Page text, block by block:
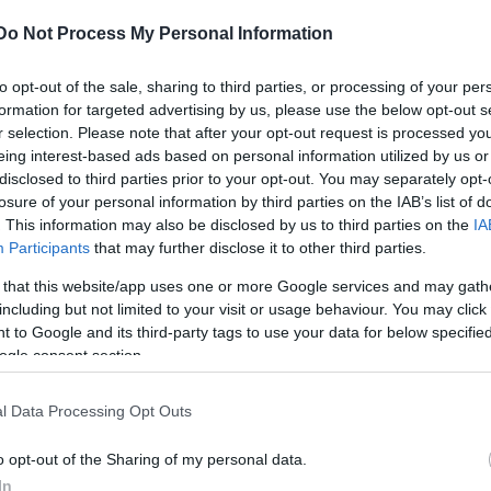
Not Process My Personal Information
opt-out of the sale, sharing to third parties, or processing of your
for targeted advertising by us, please use the below opt-out
selection. Please note that after your opt-out request is processed
interest-based ads based on personal information utilized by us
to third parties prior to your opt-out. You may separately
of your personal information by third parties on the IAB’s list of
This information may also be disclosed by us to third parties on the
Participants that may further disclose it to other third parties.
that this website/app uses one or more Google services and may
but not limited to your visit or usage behaviour. You may
to Google and its third-party tags to use your data for below
consent section.
Data Processing Opt Outs
opt-out of the Sharing of my personal data.
Színi pályáját 1976-ban az Állami Déryné
től kisebb szerepeket játszott a színházban, innen
szabadúszó volt. Főbb színpadi szerepei között
téged), dr. Spórum (Molnár: A jó tündér) és